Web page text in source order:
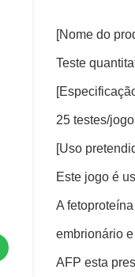
[Nome do
Teste
25 testes/jogo
[Uso
Este jogo é
A
embrionário
AFP esta